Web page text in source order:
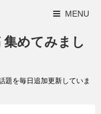
MENU
めてみまし
題を毎日追加更新していま